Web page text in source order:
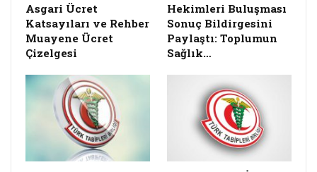
Asgari Ücret
Katsayıları ve Rehber
Muayene Ücret
Çizelgesi
Hekimleri Buluşması
Sonuç Bildirgesini
Paylaştı: Toplumun
Sağlık…